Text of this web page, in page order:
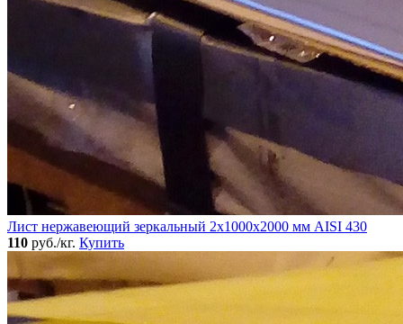
Лист нержавеющий зеркальный 2х1000х2000 мм AISI 430
110 руб./кг. Купить